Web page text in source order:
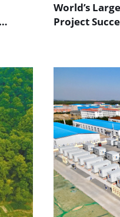
World’s
Project